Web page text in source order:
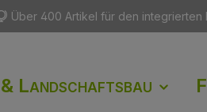
Über 400 Artikel für den integrierten
Landschaftsbau